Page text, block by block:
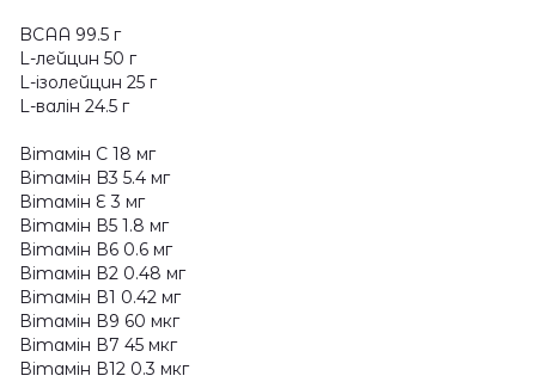
BCAA 99.5 г
L-лейцин 50 г
L-ізолейцин 25 г
L-валін 24.5 г
Вітамін С 18 мг
Вітамін B3 5.4 мг
Вітамін Е 3 мг
Вітамін В5 1.8 мг
Вітамін В6 0.6 мг
Вітамін В2 0.48 мг
Вітамін В1 0.42 мг
Вітамін В9 60 мкг
Вітамін В7 45 мкг
Вітамін В12 0.3 мкг